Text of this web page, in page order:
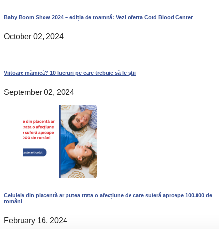
Baby Boom Show 2024 – ediția de toamnă: Vezi oferta Cord Blood Center
October 02, 2024
Viitoare mămică? 10 lucruri pe care trebuie să le știi
September 02, 2024
Celulele din placentă ar putea trata o afecțiune de care suferă aproape 100.000 de
români
February 16, 2024